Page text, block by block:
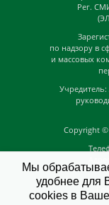
Рег.
по надзору в
и массовых
Copyright ©
Мы
удобнее для
cookies в